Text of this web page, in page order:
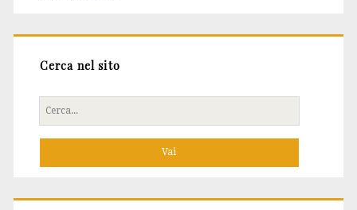
Cerca nel sito
Cerca
per: